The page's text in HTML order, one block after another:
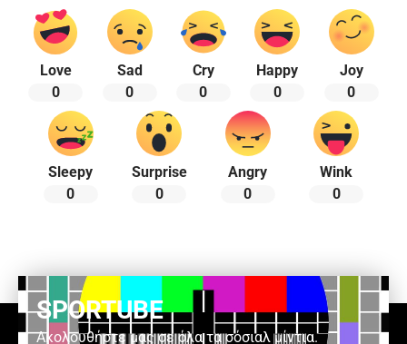
Love
0
Sad
0
Cry
0
Happy
0
Joy
0
Sleepy
0
Surprise
0
Angry
0
Wink
0
SPORTUBE
Ακολουθήστε μας σε όλα τα σόσιαλ μίντια.